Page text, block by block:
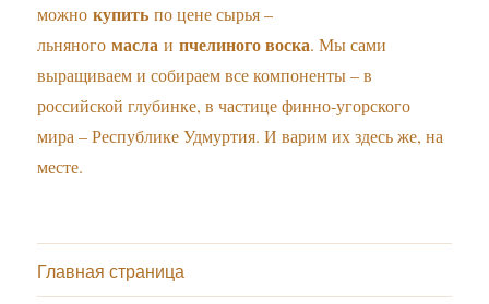
можнокупить по цене сырья –
льняногомасла ипчелиного воска. Мы сами
выращиваем и собираем все компоненты – в
российской глубинке, в частице финно-угорского
мира – Республике Удмуртия. И варим их здесь же, на
месте.
Главная страница